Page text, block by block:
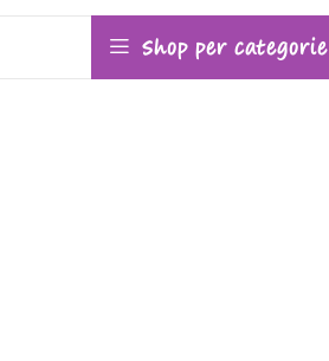
Shop per categorie